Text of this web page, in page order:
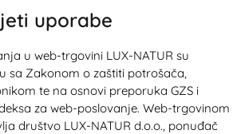
uporabe
u web-trgovini LUX-NATUR su
sa Zakonom o zaštiti potrošača,
te na osnovi preporuka GZS i
za web-poslovanje. Web-trgovinom
društvo LUX-NATUR d.o.o., ponuđač